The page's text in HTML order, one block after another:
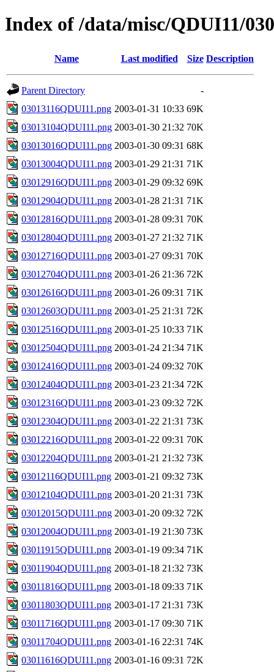
Index of /data/misc/QDUI11/
Name Last modified Size Description
Parent Directory
-
03013116QDUI11.png 2003-01-31 10:33 69K
03013104QDUI11.png 2003-01-30 21:32 70K
03013016QDUI11.png 2003-01-30 09:31 68K
03013004QDUI11.png 2003-01-29 21:31 71K
03012916QDUI11.png 2003-01-29 09:32 69K
03012904QDUI11.png 2003-01-28 21:31 71K
03012816QDUI11.png 2003-01-28 09:31 70K
03012804QDUI11.png 2003-01-27 21:32 71K
03012716QDUI11.png 2003-01-27 09:31 70K
03012704QDUI11.png 2003-01-26 21:36 72K
03012616QDUI11.png 2003-01-26 09:31 71K
03012603QDUI11.png 2003-01-25 21:31 72K
03012516QDUI11.png 2003-01-25 10:33 71K
03012504QDUI11.png 2003-01-24 21:34 71K
03012416QDUI11.png 2003-01-24 09:32 70K
03012404QDUI11.png 2003-01-23 21:34 72K
03012316QDUI11.png 2003-01-23 09:32 72K
03012304QDUI11.png 2003-01-22 21:31 73K
03012216QDUI11.png 2003-01-22 09:31 70K
03012204QDUI11.png 2003-01-21 21:32 73K
03012116QDUI11.png 2003-01-21 09:32 73K
03012104QDUI11.png 2003-01-20 21:31 73K
03012015QDUI11.png 2003-01-20 09:32 72K
03012004QDUI11.png 2003-01-19 21:30 73K
03011915QDUI11.png 2003-01-19 09:34 71K
03011904QDUI11.png 2003-01-18 21:32 73K
03011816QDUI11.png 2003-01-18 09:33 71K
03011803QDUI11.png 2003-01-17 21:31 73K
03011716QDUI11.png 2003-01-17 09:30 71K
03011704QDUI11.png 2003-01-16 22:31 74K
03011616QDUI11.png 2003-01-16 09:31 72K